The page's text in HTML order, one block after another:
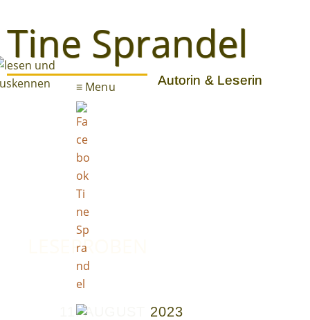
Tine Sprandel
Autorin & Leserin
≡ Menu
LESEPROBEN
11. AUGUST 2023